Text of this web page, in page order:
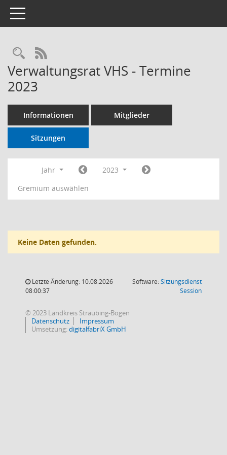
Toggle navigation
RSS-Feed
Verwaltungsrat VHS - Termine
2023
Informationen Mitglieder
Sitzungen
Jahr
2023
Gremium auswählen
Keine Daten gefunden.
Letzte Änderung: 10.08.2026
08:00:37
Software:Sitzungsdienst
Session(Wird in
© 2023 Landkreis Straubing-Bogen
Datenschutz
Impressum
Umsetzung:digitalfabriX GmbH